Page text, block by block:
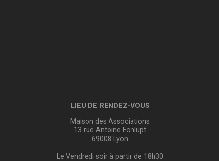
LIEU DE RENDEZ-VOUS
Maison des Associations
13 rue Antoine Fonlupt
69008 Lyon
Le Vendredi soir à partir de 18h30